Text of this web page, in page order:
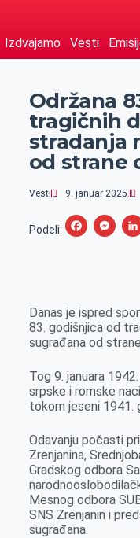
Izdvajamo Vesti
Održana
tragičnih
stradanja
od strane
Vesti 9. januar 2025.
Podeli:
F
b
o
k
M
e
n
e
r
Danas je ispred
83. godišnjica od
sugrađana od
Tog 9. januara
srpske i romske
tokom jeseni 1941.
Odavanju počasti
Zrenjanina,
Gradskog odbora
Mesnog odbora
SNS Zrenjanin i
sugrađana.